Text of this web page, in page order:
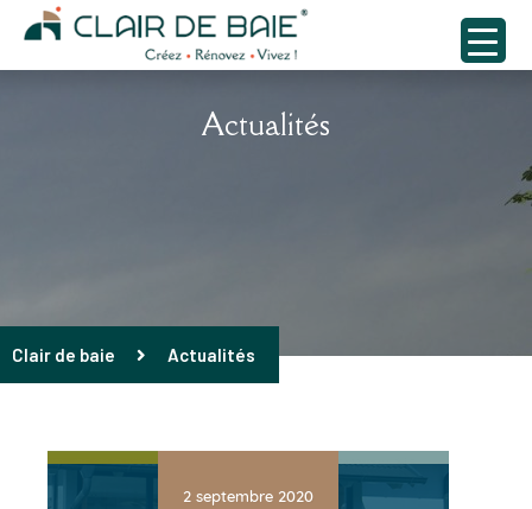
Actualités
Clair de baie Actualités
2 septembre 2020